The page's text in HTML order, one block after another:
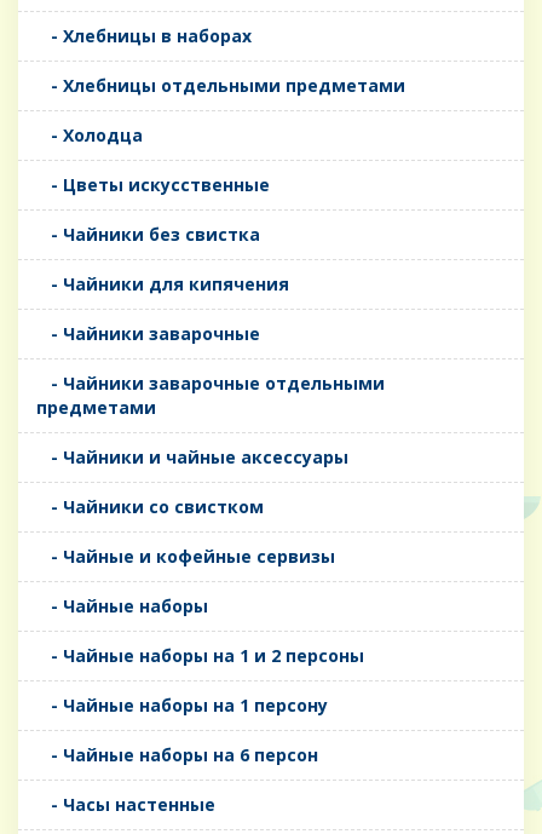
- Хлебницы в наборах
- Хлебницы отдельными предметами
- Холодца
- Цветы искусственные
- Чайники без свистка
- Чайники для кипячения
- Чайники заварочные
- Чайники заварочные отдельными
предметами
- Чайники и чайные аксессуары
- Чайники со свистком
- Чайные и кофейные сервизы
- Чайные наборы
- Чайные наборы на 1 и 2 персоны
- Чайные наборы на 1 персону
- Чайные наборы на 6 персон
- Часы настенные